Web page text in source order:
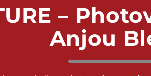
–
Anjou